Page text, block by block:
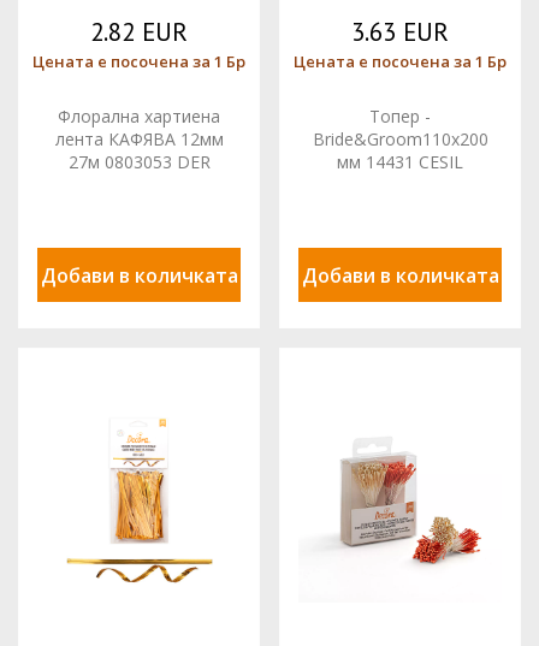
2.82 EUR
Цената е посочена за 1 Бр
Флорална хартиена
лента КАФЯВА 12мм
27м 0803053 DER
Добави в количката
3.63 EUR
Цената е посочена за 1 Бр
Топер -
Bride&Groom110x200
мм 14431 CESIL
Добави в количката